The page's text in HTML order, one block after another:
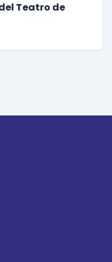
Teatro de